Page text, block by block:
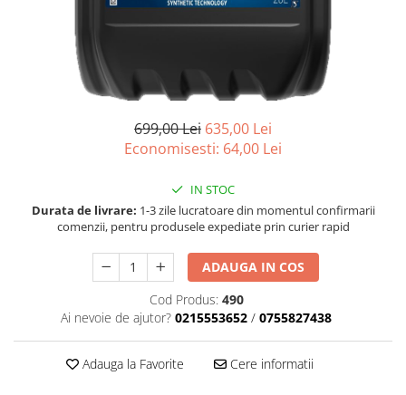
Intretinere barci
Recipiente si pulverizatoare
Genti si accesorii
■ Filtre combustibil
■ Filtre habitaclu
■ Filtre hidraulice
■ Filtre uscator
■ Filtre aditivi
■ Filtre epurator
699,00 Lei 635,00 Lei
Economisesti: 64,00 Lei
IN STOC
Durata de livrare: 1-3 zile lucratoare din momentul confirmarii
comenzii, pentru produsele expediate prin curier rapid
ADAUGA IN COS
Cod Produs: 490
Ai nevoie de ajutor? 0215553652 / 0755827438
Adauga la Favorite Cere informatii